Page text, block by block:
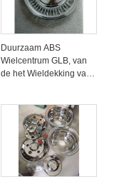
Duurzaam ABS
Wielcentrum GLB, van
de het Wieldekking van
van Chrome